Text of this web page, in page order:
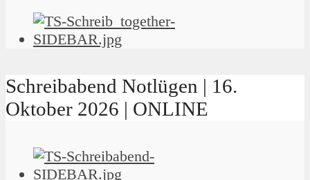
Schreibabend Notlügen | 16.
Oktober 2026 | ONLINE